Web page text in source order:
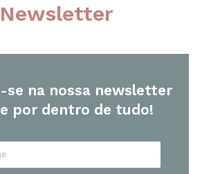
Newsletter
se na nossa newsletter
por dentro de tudo!